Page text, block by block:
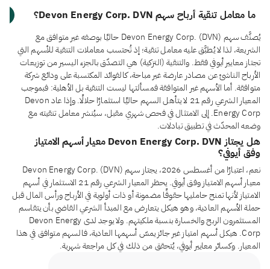
ما معامل تنقية أرباح سهم Devon Energy Corp. DVN؟
يُصنَّف سهم Devon Energy Corp. (DVN) حاليًا بوصفه غير متوافق مع
الشريعة، لذا لا يُطبَّق عليه معامل تنقية؛ إذ تُحتسب معاملات التنقية للأسهم التي
تجتاز معايير أيوفي فقط. والتنقية (التزكية) هي التصدّق بالجزء اليسير من توزيعات
الأرباح الناشئ عن مصادر عارضة غير مباحة، كالفوائد المكتسبة على ودائع شركة
متوافقة. أما الأسهم غير المتوافقة فمسألتها ليست التنقية بل الأهلية: فبموجب
المعيار الشرعي رقم 21 لا يتأهل السهم حاليًا استثمارًا حلالًا. وإذا عاد Devon
Energy Corp. إلى الامتثال في فحص شهري مقبل، سيُنشر معامل تنقيته مع
وضعه المحدّث في تطبيق تبادلات.
هل يجتاز Devon Energy Corp. DVN معيار أسهم الامتياز
وفق أيوفي؟
نعم، اعتبارًا من أغسطس 2026، يجتاز سهم Devon Energy Corp. (DVN)
معيار أسهم الامتياز وفق أيوفي. يحظر المعيار الشرعي رقم 21 الاستثمار في أسهم
الامتياز لأنها تمنح حامليها حقوقًا مضمونة أو ذات أولوية في الأرباح ورأس المال قبل
حملة الأسهم العادية، وهو هيكل يتعارض مع المبدأ الشرعي القاضي بأن يتقاسم
المستثمرون الربح والخسارة بنسبة ملكيتهم. ولا يوجد لدى Devon Energy
Corp. هيكل أسهم امتياز غير جائز يمسّ أسهمها العادية، فالسهم متوافق في هذا
المعيار. وكسائر معايير أيوفي، يُتحقق من ذلك في كل مراجعة شهرية.